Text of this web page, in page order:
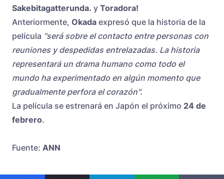
Sakebitagatterunda. y Toradora!
Anteriormente, Okada expresó que la historia de la
película "será sobre el contacto entre personas con
reuniones y despedidas entrelazadas. La historia
representará un drama humano como todo el
mundo ha experimentado en algún momento que
gradualmente perfora el corazón".
La película se estrenará en Japón el próximo 24 de
febrero.
Fuente: ANN